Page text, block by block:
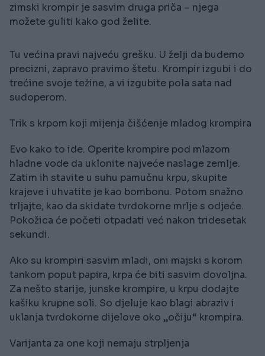
zimski krompir je sasvim druga priča – njega
možete guliti kako god želite.
Tu većina pravi najveću grešku. U želji da budemo
precizni, zapravo pravimo štetu. Krompir izgubi i do
trećine svoje težine, a vi izgubite pola sata nad
sudoperom.
Trik s krpom koji mijenja čišćenje mladog krompira
Evo kako to ide. Operite krompire pod mlazom
hladne vode da uklonite najveće naslage zemlje.
Zatim ih stavite u suhu pamučnu krpu, skupite
krajeve i uhvatite je kao bombonu. Potom snažno
trljajte, kao da skidate tvrdokorne mrlje s odjeće.
Pokožica će početi otpadati već nakon tridesetak
sekundi.
Ako su krompiri sasvim mladi, oni majski s korom
tankom poput papira, krpa će biti sasvim dovoljna.
Za nešto starije, junske krompire, u krpu dodajte
kašiku krupne soli. So djeluje kao blagi abraziv i
uklanja tvrdokorne dijelove oko „očiju“ krompira.
Varijanta za one koji nemaju strpljenja